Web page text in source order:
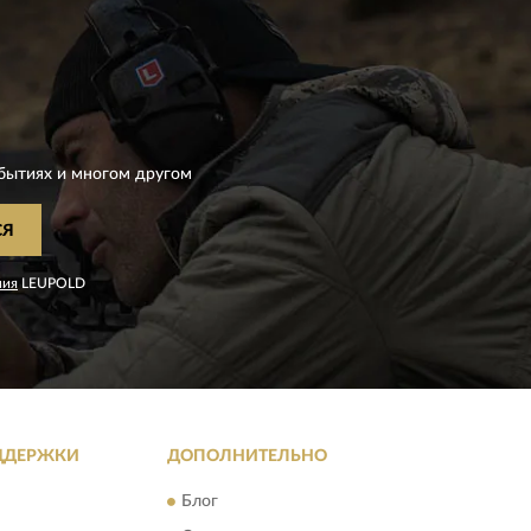
и многом другом
LEUPOLD
ДОПОЛНИТЕЛЬНО
Блог